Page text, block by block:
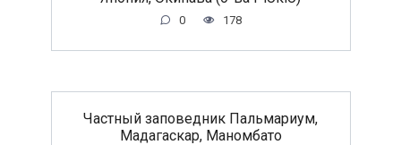
0 178
Частный заповедник Пальмариум,
Мадагаскар, Маномбато